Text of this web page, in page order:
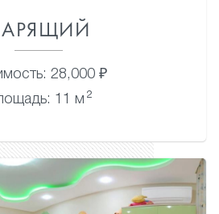
28,000 ₽
11 м 2